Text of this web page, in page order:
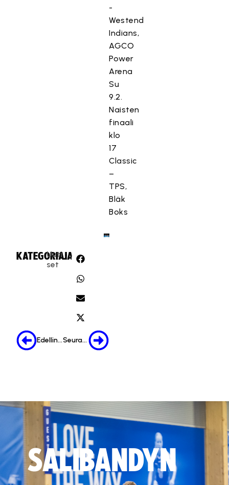
-
Westend
Indians,
AGCO
Power
Arena
Su
9.2.
Naisten
finaali
klo
17
Classic
–
TPS,
Bläk
Boks
KATEGORIA:
Uuti
set
JAA:
Edellinen Seuraava
SALIBANDYN